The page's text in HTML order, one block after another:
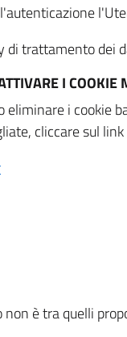
di trattamento dei
I
eliminare i cookie
cliccare sul
è tra quelli